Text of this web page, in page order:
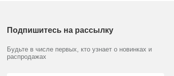
Подпишитесь на рассылку
Будьте в числе первых, кто узнает о новинках и
распродажах